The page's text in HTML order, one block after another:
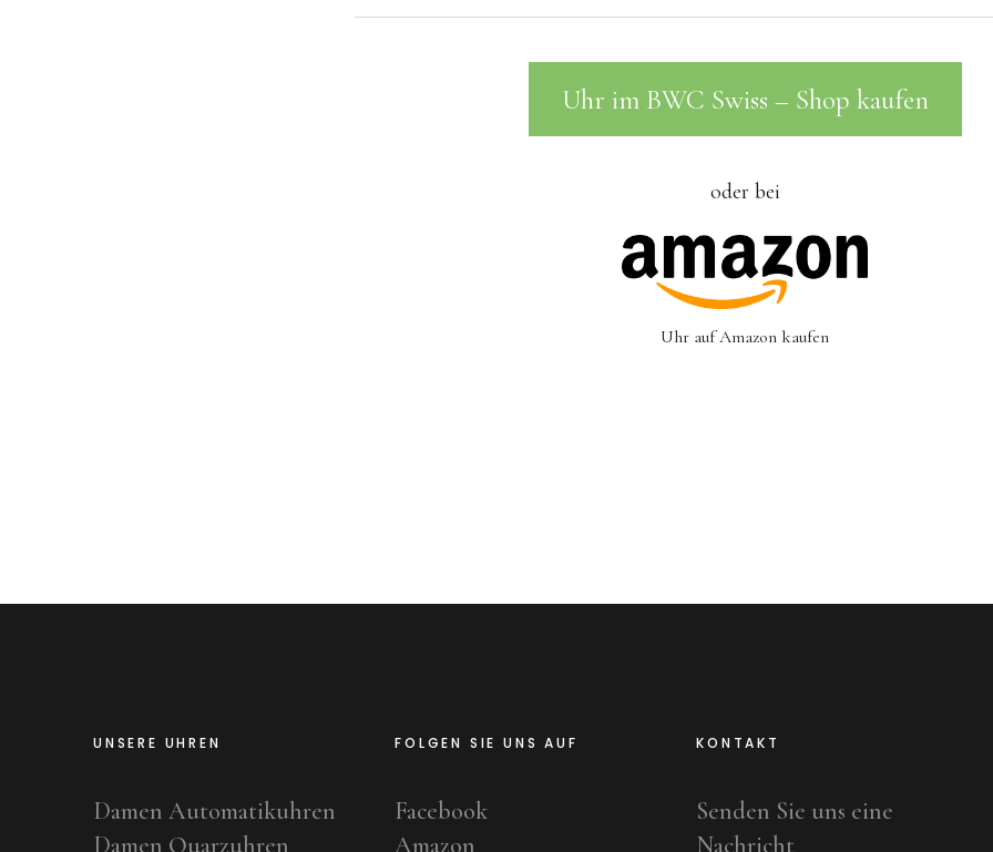
Uhr im BWC Swiss – Shop kaufen
oder bei
Uhr auf Amazon kaufen
UNSERE UHREN
Damen Automatikuhren
Damen Quarzuhren
FOLGEN SIE UNS AUF
Facebook
Amazon
KONTAKT
Senden Sie uns eine
Nachricht